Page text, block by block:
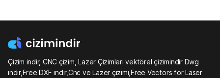
Çizim indir, CNC çizim, Lazer Çizimleri vektörel çizimindir Dwg
indir,Free DXF indir,Cnc ve Lazer çizimi,Free Vectors for Laser